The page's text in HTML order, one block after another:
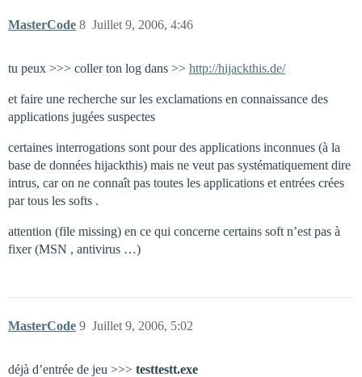
MasterCode Juillet 9, 2006, 4:46
8
tu peux >>> coller ton log dans >> http://hijackthis.de/
et faire une recherche sur les exclamations en connaissance des
applications jugées suspectes
certaines interrogations sont pour des applications inconnues (à la
base de données hijackthis) mais ne veut pas systématiquement dire
intrus, car on ne connaît pas toutes les applications et entrées crées
par tous les softs .
attention (file missing) en ce qui concerne certains soft n’est pas à
fixer (MSN , antivirus …)
MasterCode Juillet 9, 2006, 5:02
9
déjà d’entrée de jeu >>> testtestt.exe